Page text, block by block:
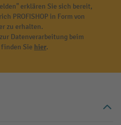
erklären Sie sich bereit,
PROFISHOP in Form von
zu erhalten.
Datenverarbeitung beim
Sie hier.